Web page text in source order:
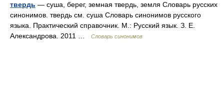
твердь — суша, берег, земная твердь, земля Словарь русских
синонимов. твердь см. суша Словарь синонимов русского
языка. Практический справочник. М.: Русский язык. З. Е.
Александрова. 2011 …
Словарь синонимов